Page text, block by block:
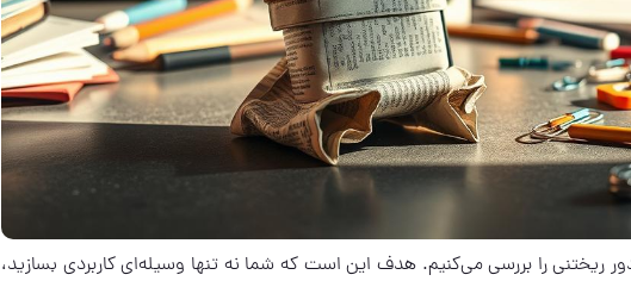
ریختنی را بررسی می‌کنیم. هدف این است که شما نه تنها وسیله‌ای کاربردی بسازید،